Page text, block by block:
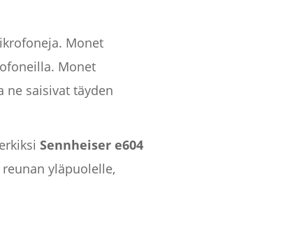
Monet
Monet
saisivat täyden
Sennheiser e604
yläpuolelle,